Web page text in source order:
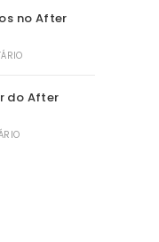
no After
do After